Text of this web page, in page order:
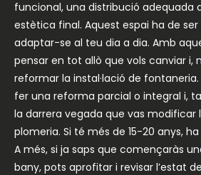
funcional, una distribució adequada
estètica final. Aquest espai ha de
adaptar-se al teu dia a dia. Amb
pensar en tot allò que vols canviar i,
reformar la instal·lació de fontaneria.
fer una reforma parcial o integral i,
la darrera vegada que vas modificar
plomeria. Si té més de 15-20 anys,
A més, si ja saps que començaràs
bany, pots aprofitar i revisar l’estat